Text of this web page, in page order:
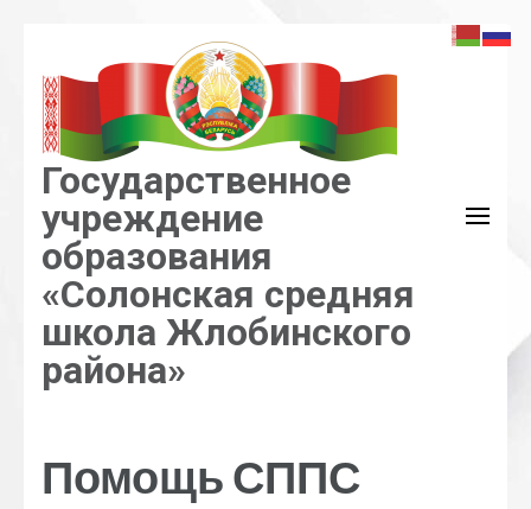
содержимому
(нажмите
Enter)
Государственное
учреждение
образования
«Солонская средняя
школа Жлобинского
района»
Помощь СППС